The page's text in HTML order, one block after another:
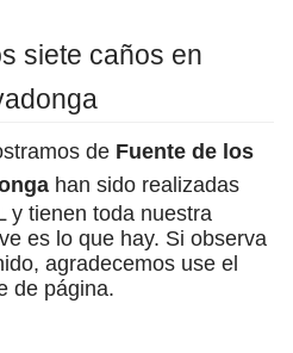
siete caños en
de Fuente de los
han sido realizadas
y tienen toda nuestra
es lo que hay. Si observa
agradecemos use el
de página.